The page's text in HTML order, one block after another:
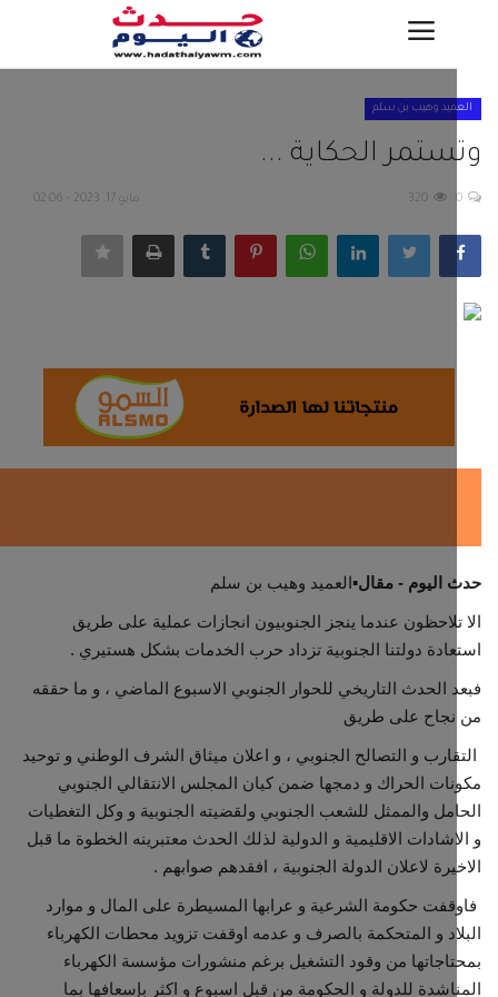
الرئيسية
اتصل بنا
اخبار محلية
اخر الاخبار
اقتصاد
التقارير والحوارات
مؤسسة حدث اليوم
الطقس
صحة
العالمية
منصة حرة
تكنولوجيا وسيارات
وهيب بن سلم
الحكاية ...
320
اليوم - مقال⁦▪️⁩العميد وهيب بن سلم
عندما ينجز الجنوبيون انجازات عملية على طريق
دولتنا الجنوبية تزداد حرب الخدمات بشكل هستيري .
الحدث التاريخي للحوار الجنوبي الاسبوع الماضي ، و ما حققه
على طريق
و التصالح الجنوبي ، و اعلان ميثاق الشرف الوطني و توحيد
الحراك و دمجها ضمن كيان المجلس الانتقالي الجنوبي
والممثل للشعب الجنوبي ولقضيته الجنوبية و وكل التغطيات
الاقليمية و الدولية لذلك الحدث معتبرينه الخطوة ما قبل
لاعلان الدولة الجنوبية ، افقدهم صوابهم .
حكومة الشرعية و عرابها المسيطرة على المال و موارد
و المتحكمة بالصرف و عدمه اوقفت تزويد محطات الكهرباء
من وقود التشغيل برغم منشورات مؤسسة الكهرباء
للدولة و الحكومة من قبل اسبوع و اكثر بإسعافها بما